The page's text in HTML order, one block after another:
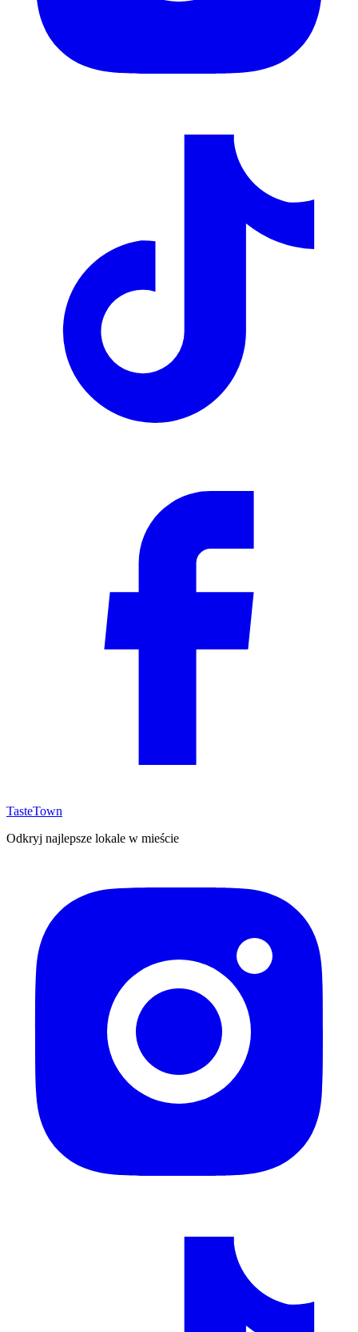
TasteTown
Odkryj najlepsze lokale w mieście